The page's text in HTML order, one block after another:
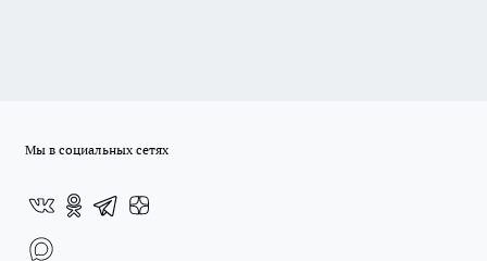
Мы в социальных сетях